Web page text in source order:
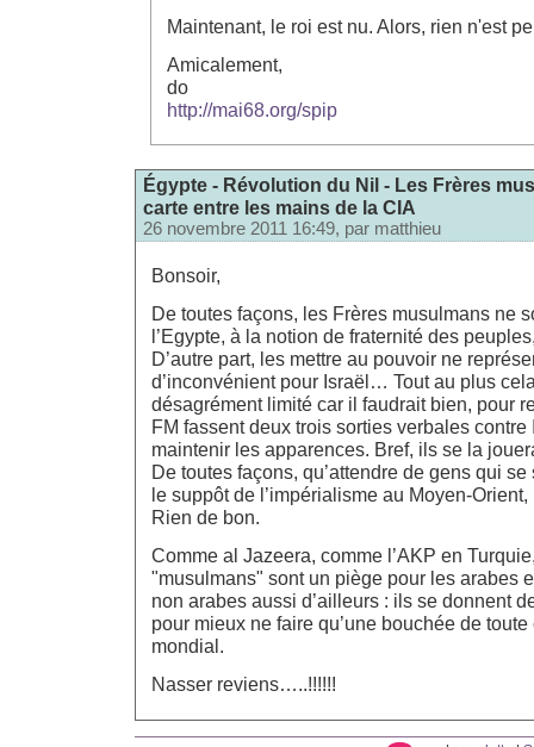
Maintenant, le roi est nu. Alors, rien n'est
Amicalement,
do
http://mai68.org/spip
Égypte - Révolution du Nil - Les Frères
carte entre les mains de la CIA
26 novembre 2011 16:49, par matthieu
Bonsoir,
De toutes façons, les Frères musulmans ne
l’Egypte, à la notion de fraternité des
D’autre part, les mettre au pouvoir ne
d’inconvénient pour Israël… Tout au plus
désagrément limité car il faudrait bien, pour
FM fassent deux trois sorties verbales
maintenir les apparences. Bref, ils se la
De toutes façons, qu’attendre de gens qui
le suppôt de l’impérialisme au Moyen-
Rien de bon.
Comme al Jazeera, comme l’AKP en
"musulmans" sont un piège pour les arabes
non arabes aussi d’ailleurs : ils se donnent
pour mieux ne faire qu’une bouchée de
mondial.
Nasser reviens…..!!!!!!